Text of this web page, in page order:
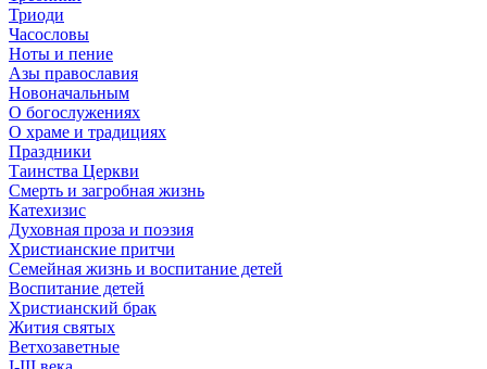
Триоди
Часословы
Ноты и пение
Азы православия
Новоначальным
О богослужениях
О храме и традициях
Праздники
Таинства Церкви
Смерть и загробная жизнь
Катехизис
Духовная проза и поэзия
Христианские притчи
Семейная жизнь и воспитание детей
Воспитание детей
Христианский брак
Жития святых
Ветхозаветные